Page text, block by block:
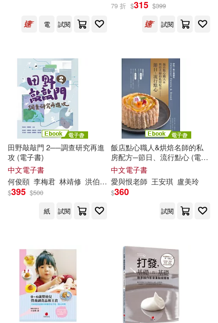
鄭肇祺(2) 陳懷萱(2)
Winnie(1)
劉澍，王安琪（主編）(1)
包周(1) 張上冠(1)
彭安安(1) 愛與恨老師(1)
李建榮(1) 李有成、王安琪(1)
江豔鳳、王安琪(1)
王安琪(安妮)(1)
王安琪、吳佩禧(1)
化學工業出版社(3)
中國紡織出版社(2)
二魚文化(2)
國立臺灣大學出版中心(2)
廣東科技出版社(2) 新雅(2)
書林出版有限公司(2)
江蘇美術出版社(2)
中國建築工業出版社(1)
中國政法大學出版社(1)
可海外宅配(86)
可港澳店取(85)
可新加坡店取(85)
可菲律賓店取(85)
適合平板閱讀(8)
其他 (可複選)
電 試閱
79 折 $315 $399
試閱
田野敲敲門 2──調查研究再進
攻 (電子書)
中文電子書
何俊頤 李梅君 林靖修 洪伯邑 王安琪 胡哲豪 鄭肇祺 陳懷萱
$395 $500
紙
試閱
飯店點心職人&烘焙名師的私
房配方─節日、流行點心 (電子
書)
中文電子書
愛與恨老師 王安琪 盧美玲
$360
試閱